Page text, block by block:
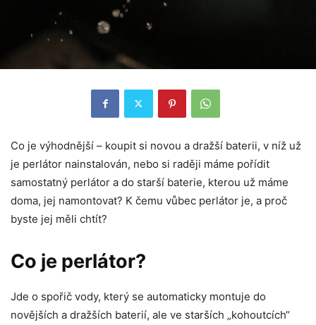
Co je výhodnější – koupit si novou a dražší baterii, v níž už
je perlátor nainstalován, nebo si raději máme pořídit
samostatný perlátor a do starší baterie, kterou už máme
doma, jej namontovat? K čemu vůbec perlátor je, a proč
byste jej měli chtít?
Co je perlátor?
Jde o spořič vody, který se automaticky montuje do
novějších a dražších baterií, ale ve starších „kohoutcích“